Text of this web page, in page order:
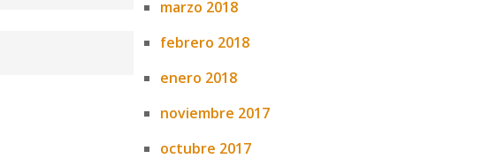
marzo 2018
febrero 2018
enero 2018
noviembre 2017
octubre 2017